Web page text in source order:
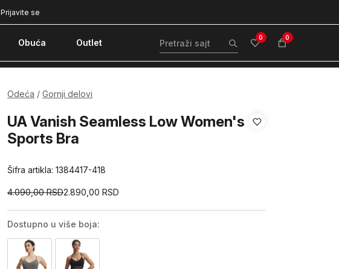
Prijavite se
Obuća Outlet 0 0
Odeća Gornji delovi
UA Vanish Seamless Low Women's
Sports Bra
Šifra artikla:1384417-418
4.090,00 RSD2.890,00RSD
Dostupno u više boja: